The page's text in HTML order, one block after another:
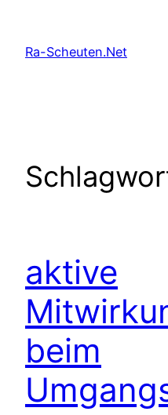
springen
Ra-Scheuten.Net
aktive
beim